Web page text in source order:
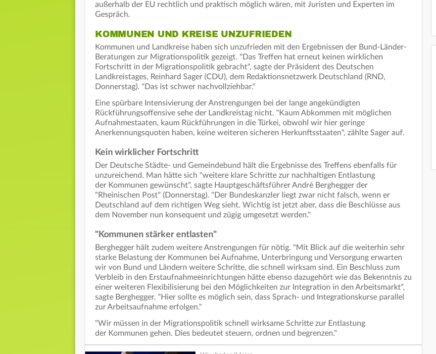
außerhalb der EU rechtlich und praktisch möglich wären, mit Juristen und Experten im
Gespräch.
KOMMUNEN UND KREISE UNZUFRIEDEN
Kommunen und Landkreise haben sich unzufrieden mit den Ergebnissen der Bund-Länder-
Beratungen zur Migrationspolitik gezeigt. "Das Treffen hat erneut keinen wirklichen
Fortschritt in der Migrationspolitik gebracht", sagte der Präsident des Deutschen
Landkreistages, Reinhard Sager (CDU), dem Redaktionsnetzwerk Deutschland (RND,
Donnerstag). "Das ist schwer nachvollziehbar."
Eine spürbare Intensivierung der Anstrengungen bei der lange angekündigten
Rückführungsoffensive sehe der Landkreistag nicht. "Kaum Abkommen mit möglichen
Aufnahmestaaten, kaum Rückführungen in die Türkei, obwohl wir hier geringe
Anerkennungsquoten haben, keine weiteren sicheren Herkunftsstaaten", zählte Sager auf.
Kein wirklicher Fortschritt
Der Deutsche Städte- und Gemeindebund hält die Ergebnisse des Treffens ebenfalls für
unzureichend. Man hätte sich "weitere klare Schritte zur nachhaltigen Entlastung
der Kommunen gewünscht", sagte Hauptgeschäftsführer André Berghegger der
"Rheinischen Post" (Donnerstag). "Der Bundeskanzler liegt zwar nicht falsch, wenn er
Deutschland auf dem richtigen Weg sieht. Wichtig ist jetzt aber, dass die Beschlüsse aus
dem November nun konsequent und zügig umgesetzt werden."
"Kommunen stärker entlasten"
Berghegger hält zudem weitere Anstrengungen für nötig. "Mit Blick auf die weiterhin sehr
starke Belastung der Kommunen bei Aufnahme, Unterbringung und Versorgung erwarten
wir von Bund und Ländern weitere Schritte, die schnell wirksam sind. Ein Beschluss zum
Verbleib in den Erstaufnahmeeinrichtungen hätte ebenso dazugehört wie das Bekenntnis zu
einer weiteren Flexibilisierung bei den Möglichkeiten zur Integration in den Arbeitsmarkt",
sagte Berghegger. "Hier sollte es möglich sein, dass Sprach- und Integrationskurse parallel
zur Arbeitsaufnahme erfolgen."
"Wir müssen in der Migrationspolitik schnell wirksame Schritte zur Entlastung
der Kommunen gehen. Dies bedeutet steuern, ordnen und begrenzen."